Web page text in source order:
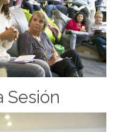
Sesión